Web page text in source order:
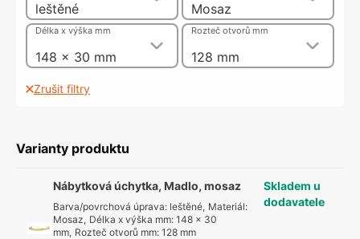
leštěné Mosaz
148 x 30 mm
Délka x výška mm
128 mm
Rozteč otvorů mm
Zrušit filtry
Varianty produktu
Nábytková úchytka, Madlo, mosaz
Barva/povrchová úprava: leštěné, Materiál:
Mosaz, Délka x výška mm: 148 x 30
mm, Rozteč otvorů mm: 128 mm
Skladem u
dodavatele